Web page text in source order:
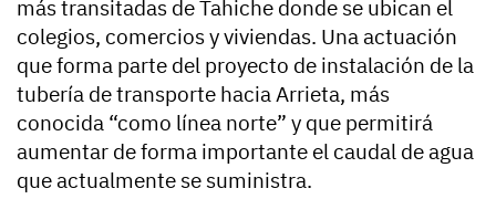
más transitadas de Tahiche donde se ubican el
colegios, comercios y viviendas. Una actuación
que forma parte del proyecto de instalación de la
tubería de transporte hacia Arrieta, más
conocida “como línea norte” y que permitirá
aumentar de forma importante el caudal de agua
que actualmente se suministra.